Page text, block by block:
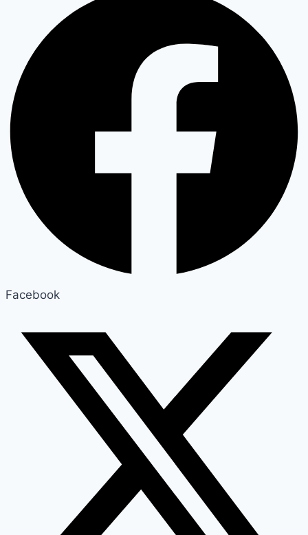
Facebook